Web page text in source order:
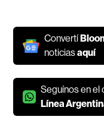
Convertí
noticiasaquí
Seguínos en el
Línea